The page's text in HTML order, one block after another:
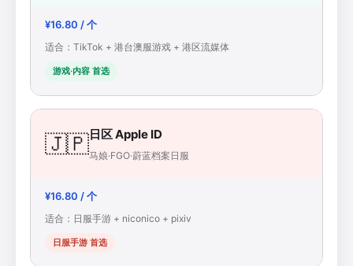
¥16.80 / 个
适合：TikTok + 港台澳服游戏 + 港区流媒体
游戏·内容 首选
🇯🇵日区 Apple ID
马娘·FGO·蔚蓝档案日服
¥16.80 / 个
适合：日服手游 + niconico + pixiv
日服手游 首选